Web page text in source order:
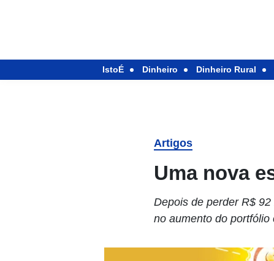
IstoÉ Dinheiro Dinheiro Rural
Artigos
Uma nova
Depois de perder R$
no aumento do